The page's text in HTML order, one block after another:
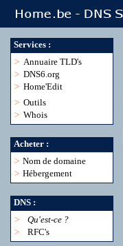
Services :
> Annuaire TLD's
> DNS6.org
> Home'Edit
> Outils
> Whois
Acheter :
> Nom de domaine
> Hébergement
DNS :
>
Qu'est-ce ?
>
RFC's